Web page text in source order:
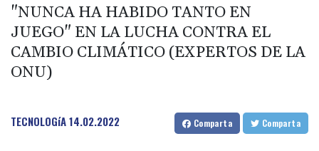
CLP
CNY 7.801146
CNH 7.796152
CUP 30.637594
CVE 110.26363
"NUNCA HA HABIDO TANTO EN
JUEGO" EN LA LUCHA CONTRA EL
CAMBIO CLIMÁTICO (EXPERTOS DE LA
ONU)
TECNOLOGíA14.02.2022 Comparta Comparta